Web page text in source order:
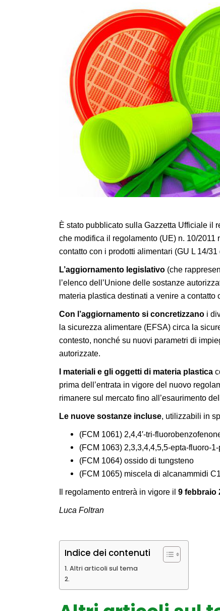
È stato pubblicato sulla Gazzetta Ufficiale il
che modifica il regolamento (UE) n. 10/
contatto con i prodotti alimentari (GU L 14/
L’aggiornamento legislativo (che
l’elenco dell’Unione delle sostanze
materia plastica destinati a venire a
Con l’aggiornamento si concretizzano i
la sicurezza alimentare (EFSA) circa la
contesto, nonché su nuovi parametri di
autorizzate.
I materiali e gli oggetti di materia plastica
prima dell’entrata in vigore del nuovo
rimanere sul mercato fino all’esaurimento
Le nuove sostanze incluse, utilizzabili in
(FCM 1061) 2,4,4′-tri-
(FCM 1063) 2,3,3,4,4,5,5-epta-fluoro-
(FCM 1064) ossido di tungsteno
(FCM 1065) miscela di alcanammidi
Il regolamento entrerà in vigore il 9 febbraio
Luca Foltran
Indice dei contenuti
Altri articoli sul tema